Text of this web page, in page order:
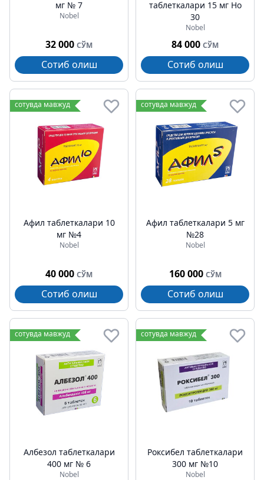
мг № 7
Nobel
32 000 СЎМ
Сотиб олиш
таблеткалари 15 мг Но
30
Nobel
84 000 СЎМ
Сотиб олиш
сотувда мавжуд
Афил таблеткалари 10
мг №4
Nobel
40 000 СЎМ
Сотиб олиш
сотувда мавжуд
Афил таблеткалари 5 мг
№28
Nobel
160 000 СЎМ
Сотиб олиш
сотувда мавжуд
Албезол таблеткалари
400 мг № 6
Nobel
сотувда мавжуд
Роксибел таблеткалари
300 мг №10
Nobel